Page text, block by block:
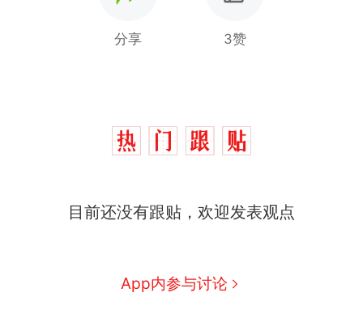
分享 3赞
目前还没有跟贴，欢迎发表观点
App内参与讨论
人生
新 费大厨“全国小炒肉大王”称
号，仅凭视频评出？中国烹饪